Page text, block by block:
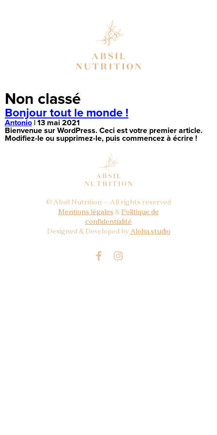
Non classé
Bonjour tout le monde !
Antonio
13 mai 2021
Bienvenue sur WordPress. Ceci est votre premier article.
Modifiez-le ou supprimez-le, puis commencez à écrire !
© Absil Nutrition — All rights reserved
Mentions légales & Politique de
confidentialité
Designed & Developed by Aloha.studio